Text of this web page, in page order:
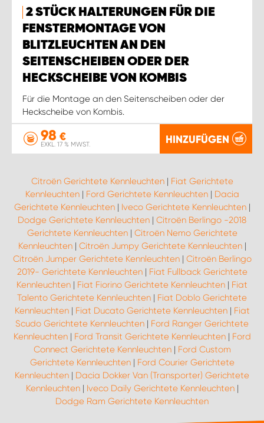
2 STÜCK HALTERUNGEN FÜR DIE
FENSTERMONTAGE VON
BLITZLEUCHTEN AN DEN
SEITENSCHEIBEN ODER DER
HECKSCHEIBE VON KOMBIS
Für die Montage an den Seitenscheiben oder der
Heckscheibe von Kombis.
98 €
EXKL. 17 % MWST. HINZUFÜGEN
Citroën Gerichtete Kennleuchten| Fiat Gerichtete
Kennleuchten| Ford Gerichtete Kennleuchten| Dacia
Gerichtete Kennleuchten| Iveco Gerichtete Kennleuchten|
Dodge Gerichtete Kennleuchten | Citroën Berlingo -2018
Gerichtete Kennleuchten| Citroën Nemo Gerichtete
Kennleuchten| Citroën Jumpy Gerichtete Kennleuchten|
Citroën Jumper Gerichtete Kennleuchten| Citroën Berlingo
2019- Gerichtete Kennleuchten| Fiat Fullback Gerichtete
Kennleuchten | Fiat Fiorino Gerichtete Kennleuchten | Fiat
Talento Gerichtete Kennleuchten | Fiat Doblo Gerichtete
Kennleuchten| Fiat Ducato Gerichtete Kennleuchten| Fiat
Scudo Gerichtete Kennleuchten | Ford Ranger Gerichtete
Kennleuchten| Ford Transit Gerichtete Kennleuchten| Ford
Connect Gerichtete Kennleuchten| Ford Custom
Gerichtete Kennleuchten| Ford Courier Gerichtete
Kennleuchten | Dacia Dokker Van (Transporter) Gerichtete
Kennleuchten| Iveco Daily Gerichtete Kennleuchten|
Dodge Ram Gerichtete Kennleuchten